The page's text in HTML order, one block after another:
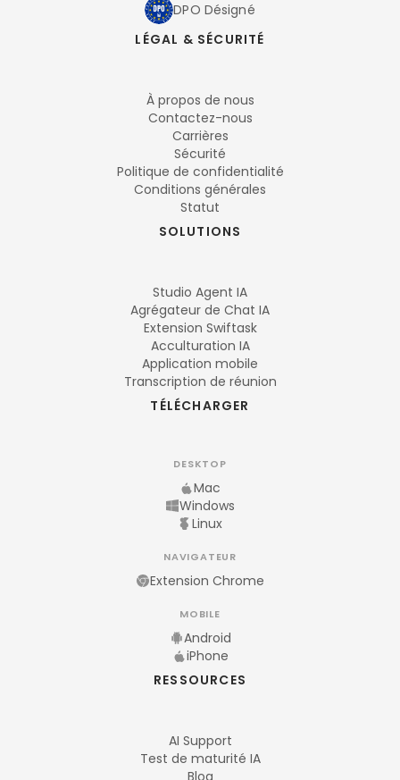
DPO Désigné
LÉGAL & SÉCURITÉ
À propos de nous
Contactez-nous
Carrières
Sécurité
Politique de confidentialité
Conditions générales
Statut
SOLUTIONS
Studio Agent IA
Agrégateur de Chat IA
Extension Swiftask
Acculturation IA
Application mobile
Transcription de réunion
TÉLÉCHARGER
DESKTOP
Mac
Windows
Linux
NAVIGATEUR
Extension Chrome
MOBILE
Android
iPhone
RESSOURCES
AI Support
Test de maturité IA
Blog